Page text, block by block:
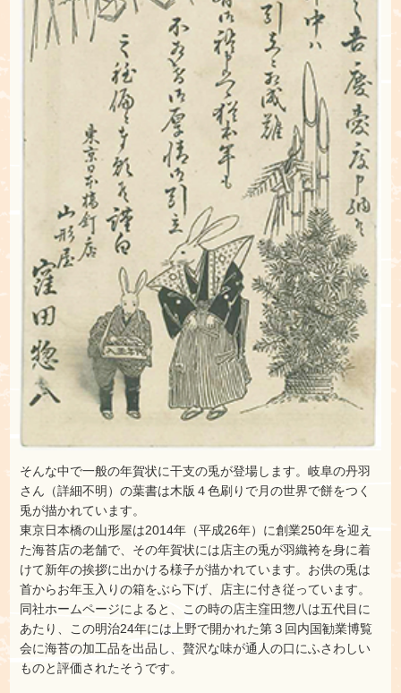
そんな中で一般の年賀状に干支の兎が登場します。岐阜の丹羽
さん（詳細不明）の葉書は木版４色刷りで月の世界で餅をつく
兎が描かれています。
東京日本橋の山形屋は2014年（平成26年）に創業250年を迎え
た海苔店の老舗で、その年賀状には店主の兎が羽織袴を身に着
けて新年の挨拶に出かける様子が描かれています。お供の兎は
首からお年玉入りの箱をぶら下げ、店主に付き従っています。
同社ホームページによると、この時の店主窪田惣八は五代目に
あたり、この明治24年には上野で開かれた第３回内国勧業博覧
会に海苔の加工品を出品し、贅沢な味が通人の口にふさわしい
ものと評価されたそうです。